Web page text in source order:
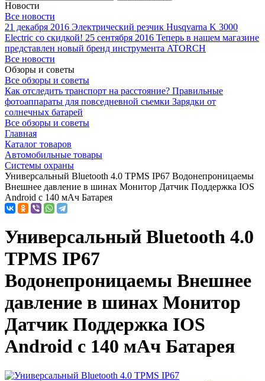
Новости
Все новости
21 декабря 2016 Электрический резчик Husqvarna K 3000
Electric со скидкой! 25 сентября 2016 Теперь в нашем магазине
представлен новый бренд инструмента ATORCH
Все новости
Обзоры и советы
Все обзоры и советы
Как отследить транспорт на расстояние? Правильные
фотоаппараты для повседневной съемки Зарядки от
солнечных батарей
Все обзоры и советы
Главная
Каталог товаров
Автомобильные товары
Системы охраны
Универсальный Bluetooth 4.0 TPMS IP67 Водонепроницаемы
Внешнее давление в шинах Монитор Датчик Поддержка IOS
Android с 140 мАч Батарея
Универсальный Bluetooth 4.0
TPMS IP67
Водонепроницаемы Внешнее
давление в шинах Монитор
Датчик Поддержка IOS
Android с 140 мАч Батарея